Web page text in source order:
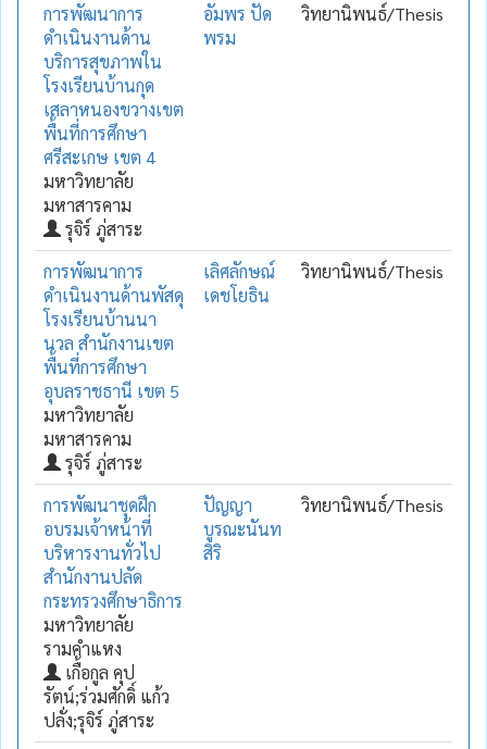
การพัฒนาการ
ดำเนินงานด้าน
บริการสุขภาพใน
โรงเรียนบ้านกุด
เสลาหนองขวางเขต
พื้นที่การศึกษา
ศรีสะเกษ เขต 4
มหาวิทยาลัย
มหาสารคาม
รุจิร์ ภู่สาระ
อัมพร ปัด
พรม
วิทยานิพนธ์/Thesis
การพัฒนาการ
ดำเนินงานด้านพัสดุ
โรงเรียนบ้านนา
นวล สำนักงานเขต
พื้นที่การศึกษา
อุบลราชธานี เขต 5
มหาวิทยาลัย
มหาสารคาม
รุจิร์ ภู่สาระ
เลิศลักษณ์
เดชโยธิน
วิทยานิพนธ์/Thesis
การพัฒนาชุดฝึก
อบรมเจ้าหน้าที่
บริหารงานทั่วไป
สำนักงานปลัด
กระทรวงศึกษาธิการ
มหาวิทยาลัย
รามคำแหง
เกื้อกูล คุป
รัตน์;ร่วมศักดิ์ แก้ว
ปลั่ง;รุจิร์ ภู่สาระ
ปัญญา
บูรณะนันท
สิริ
วิทยานิพนธ์/Thesis